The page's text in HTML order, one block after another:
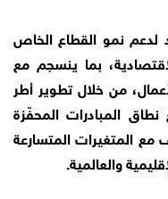
لدعم نمو القطاع الخاص
بما ينسجم مع
من خلال تطوير أطر
المبادرات المحفّزة
مع المتغيرات المتسارعة
والعالمية.